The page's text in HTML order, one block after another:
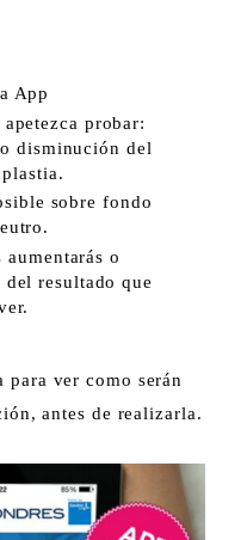
App
probar:
disminución del
sobre fondo
o
resultado que
ver como serán
antes de realizarla.